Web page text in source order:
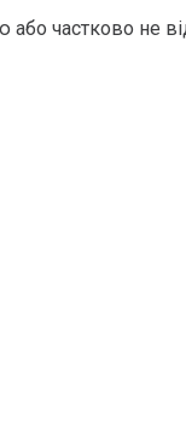
частково не